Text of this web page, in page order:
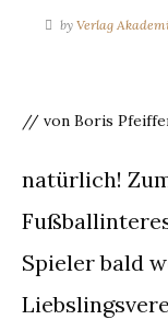
by Verlag
// von Boris
natürlich!
Spieler bald